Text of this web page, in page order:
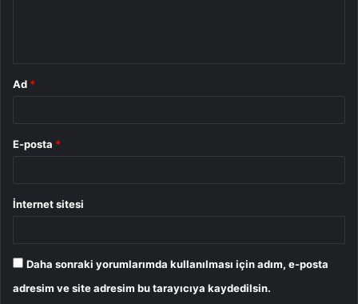
Ad *
E-posta *
İnternet sitesi
Daha sonraki yorumlarımda kullanılması için adım, e-posta
adresim ve site adresim bu tarayıcıya kaydedilsin.